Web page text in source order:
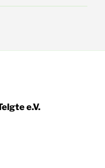
e.V.